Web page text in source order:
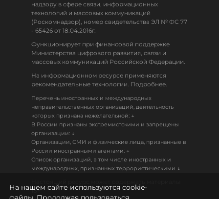
надзору в сфере связи, информационных
технологий и массовых коммуникаций
(Роскомнадзор), номер свидетельства ЭЛ № ФС 77
- 65426 от 18.04.2016г.
Функционирует при финансовой поддержке
Министерства цифрового развития, связи и
массовых коммуникаций Российской Федерации.
На информационном ресурсе применяются
рекомендательные технологии. Подробнее.
Перечень иностранных и международных
неправительственных организаций, деятельность
которых признана нежелательной: ↓
В России признаны экстремистскими и запрещены
организации: ↓
Организации, СМИ и физические лица, признанные в
России иностранными агентами: ↓
Список организаций, в том числе иностранных и
международных, признанных террористическими ↓
18+
На нашем сайте используются cookie-